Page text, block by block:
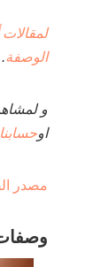
الوصفة.
و
او
مصدر